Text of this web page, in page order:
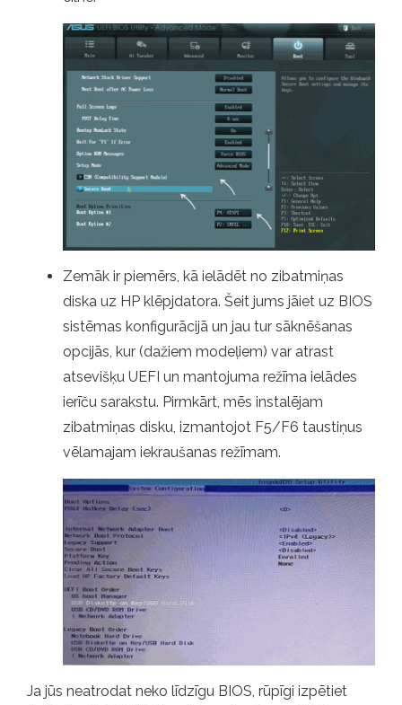
Zemāk ir piemērs, kā ielādēt no zibatmiņas
diska uz HP klēpjdatora. Šeit jums jāiet uz BIOS
sistēmas konfigurācijā un jau tur sāknēšanas
opcijās, kur (dažiem modeļiem) var atrast
atsevišķu UEFI un mantojuma režīma ielādes
ierīču sarakstu. Pirmkārt, mēs instalējam
zibatmiņas disku, izmantojot F5/F6 taustiņus
vēlamajam iekraušanas režīmam.
Ja jūs neatrodat neko līdzīgu BIOS, rūpīgi izpētiet